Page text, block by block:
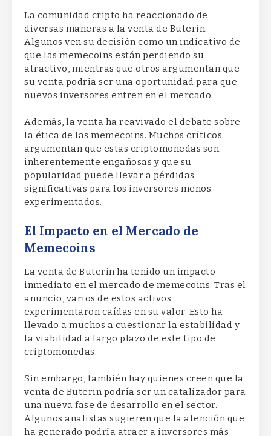
La comunidad cripto ha reaccionado de
diversas maneras a la venta de Buterin.
Algunos ven su decisión como un indicativo de
que las memecoins están perdiendo su
atractivo, mientras que otros argumentan que
su venta podría ser una oportunidad para que
nuevos inversores entren en el mercado.
Además, la venta ha reavivado el debate sobre
la ética de las memecoins. Muchos críticos
argumentan que estas criptomonedas son
inherentemente engañosas y que su
popularidad puede llevar a pérdidas
significativas para los inversores menos
experimentados.
El Impacto en el Mercado de
Memecoins
La venta de Buterin ha tenido un impacto
inmediato en el mercado de memecoins. Tras el
anuncio, varios de estos activos
experimentaron caídas en su valor. Esto ha
llevado a muchos a cuestionar la estabilidad y
la viabilidad a largo plazo de este tipo de
criptomonedas.
Sin embargo, también hay quienes creen que la
venta de Buterin podría ser un catalizador para
una nueva fase de desarrollo en el sector.
Algunos analistas sugieren que la atención que
ha generado podría atraer a inversores más